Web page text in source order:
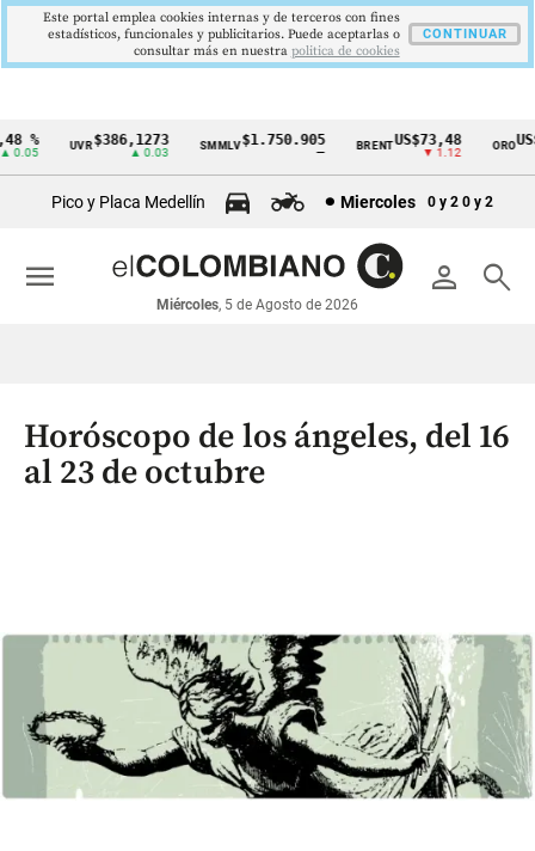
Cintillo
económicos
Colombia
$386,1273
▲ 0.03
SMMLV $1.750.905 BRENTUS$73,48
▼ 1.12
ORO
Pico y Placa Medellín Miercoles 0 y 2 0 y 2
person search
Miércoles, 5 de Agosto de 2026
menu
Horóscopo de los ángeles, del 16
al 23 de octubre
Este portal emplea cookies internas y de terceros con fines
estadísticos, funcionales y publicitarios. Puede aceptarlas o
consultar más en nuestra politica de cookies
CONTINUAR